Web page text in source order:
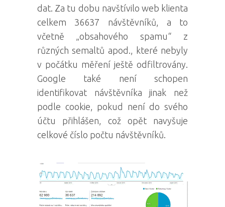
dat. Za tu dobu navštívilo web klienta
celkem 36637 návštěvníků, a to
včetně „obsahového spamu“ z
různých semaltů apod., které nebyly
v počátku měření ještě odfiltrovány.
Google také není schopen
identifikovat návštěvníka jinak než
podle cookie, pokud není do svého
účtu přihlášen, což opět navyšuje
celkové číslo počtu návštěvníků.